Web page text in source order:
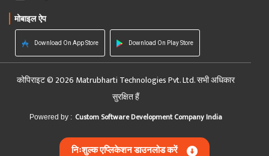
मोबाइल ऐप
Download On App Store Download On Play Store
कोपिराइट © 2026 Matrubharti Technologies Pvt. Ltd. सभी अधिकार
सुरक्षित हैं
Powered by : Custom Software Development Company India
निःशुल्क एप्लिकेशन डाउनलोड करें